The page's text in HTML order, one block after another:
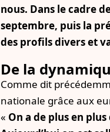
nous. Dans le cadre
septembre, puis la
des profils divers et
De la
Comme dit
nationale grâce aux
« On a de plus en